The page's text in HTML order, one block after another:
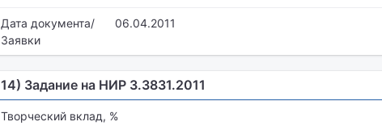
Дата документа/
Заявки
06.04.2011
14) Задание на НИР 3.3831.2011
Творческий вклад, %